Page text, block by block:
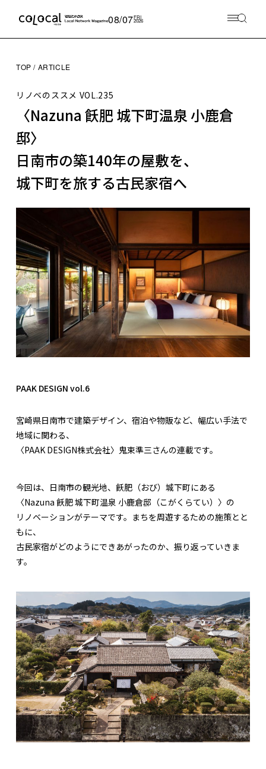
08/07FRI
2026
TOP ARTICLE
リノベのススメ VOL.235
〈Nazuna 飫肥 城下町温泉 小鹿倉
邸〉
日南市の築140年の屋敷を、
城下町を旅する古民家宿へ
PAAK DESIGN vol.6
宮崎県日南市で建築デザイン、宿泊や物販など、幅広い手法で
地域に関わる、
〈PAAK DESIGN株式会社〉鬼束準三さんの連載です。
今回は、日南市の観光地、飫肥（おび）城下町にある
〈Nazuna 飫肥 城下町温泉 小鹿倉邸（こがくらてい）〉の
リノベーションがテーマです。まちを周遊するための施策とと
もに、
古民家宿がどのようにできあがったのか、振り返っていきま
す。